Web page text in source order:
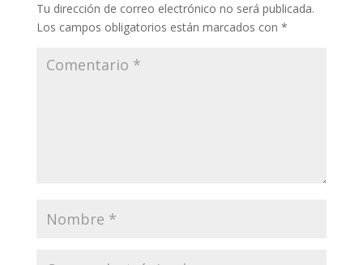
Tu dirección de correo electrónico no será publicada.
Los campos obligatorios están marcados con *